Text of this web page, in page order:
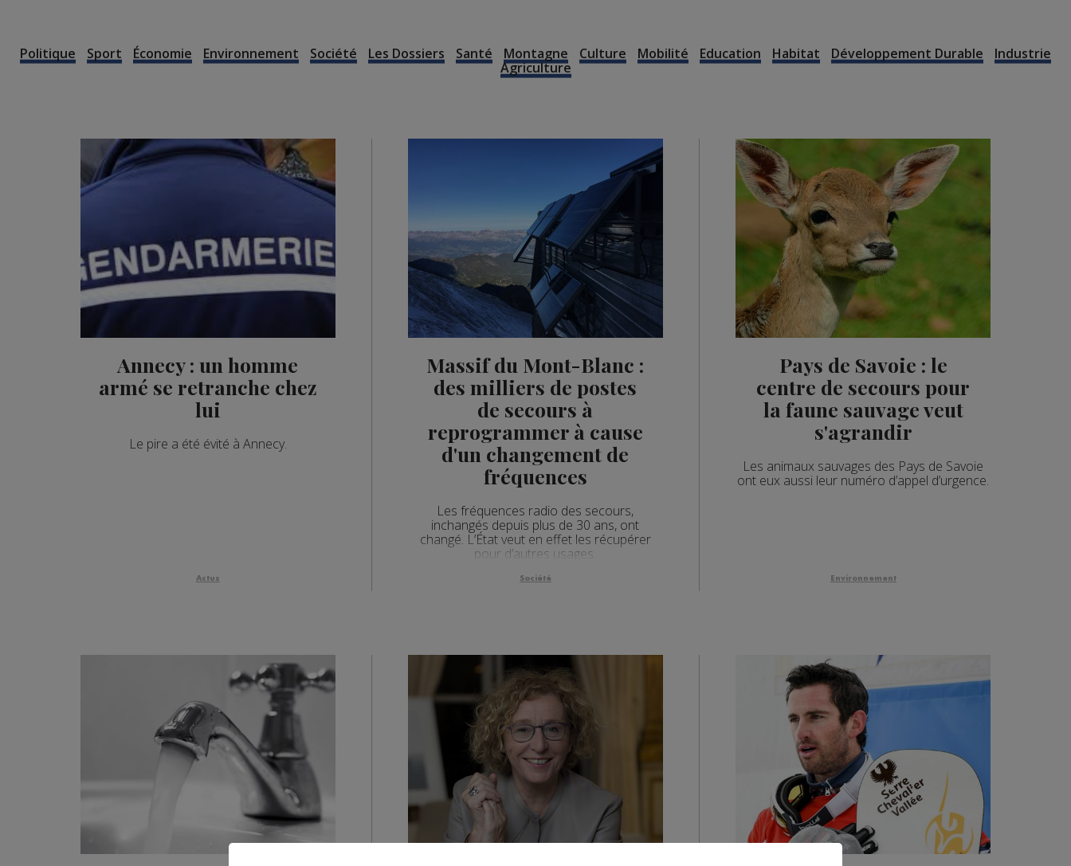
Politique Sport Économie Environnement Société Les Dossiers Santé Montagne Culture Mobilité Education Habitat Développement Durable
Industrie
Agriculture
Annecy : un homme
armé se retranche chez
lui
Le pire a été évité à Annecy.
Actus
Massif du Mont-Blanc :
des milliers de postes
de secours à
reprogrammer à cause
d'un changement de
fréquences
Les fréquences radio des secours,
inchangés depuis plus de 30 ans, ont
changé. L’État veut en effet les récupérer
pour d’autres usages.
Société
Pays de Savoie : le
centre de secours pour
la faune sauvage veut
s'agrandir
Les animaux sauvages des Pays de Savoie
ont eux aussi leur numéro d’appel d’urgence.
Environnement